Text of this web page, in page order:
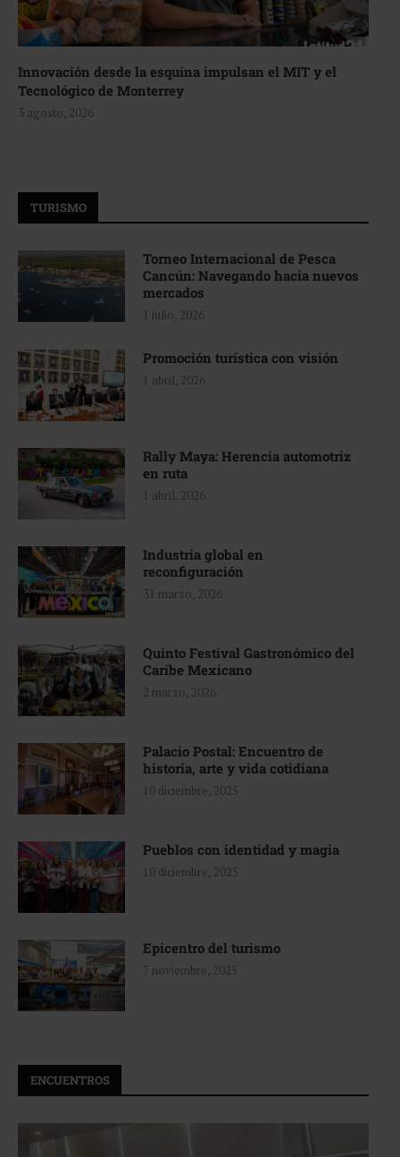
Innovación desde la esquina impulsan el MIT y el
Tecnológico de Monterrey
3 agosto, 2026
TURISMO
Torneo Internacional de Pesca
Cancún: Navegando hacia nuevos
mercados
1 julio, 2026
Promoción turística con visión
1 abril, 2026
Rally Maya: Herencia automotriz
en ruta
1 abril, 2026
Industria global en
reconfiguración
31 marzo, 2026
Quinto Festival Gastronómico del
Caribe Mexicano
2 marzo, 2026
Palacio Postal: Encuentro de
historia, arte y vida cotidiana
10 diciembre, 2025
Pueblos con identidad y magia
10 diciembre, 2025
Epicentro del turismo
7 noviembre, 2025
ENCUENTROS